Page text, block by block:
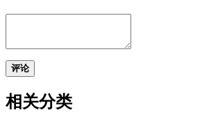
评论
相关分类